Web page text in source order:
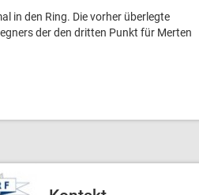
in den Ring. Die vorher überlegte
der den dritten Punkt für Merten